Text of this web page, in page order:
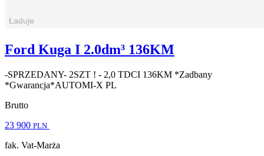
Ford Kuga I 2.0dm³ 136KM
-SPRZEDANY- 2SZT ! - 2,0 TDCI 136KM *Zadbany
*Gwarancja*AUTOMI-X PL
Brutto
23 900 PLN
fak. Vat-Marża